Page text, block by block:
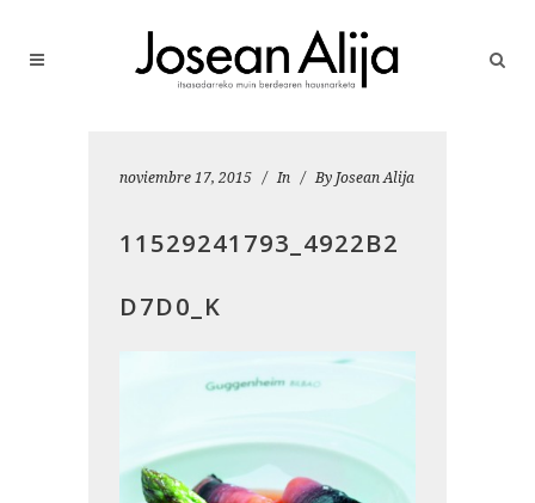
noviembre 17, 2015 In By Josean Alija
11529241793_4922B2
D7D0_K